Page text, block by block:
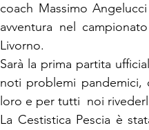
coach Massimo
avventura nel
Livorno.
Sarà la prima partita
noti problemi pandemici,
loro e per tutti  noi
La Cestistica Pescia è